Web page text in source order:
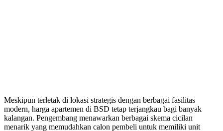
Meskipun terletak di lokasi strategis dengan berbagai fasilitas
modern, harga apartemen di BSD tetap terjangkau bagi banyak
kalangan. Pengembang menawarkan berbagai skema cicilan
menarik yang memudahkan calon pembeli untuk memiliki unit